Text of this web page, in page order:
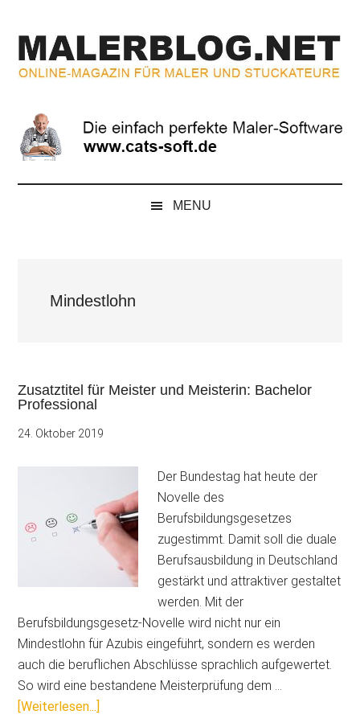
springen
secondary
menu
springen
springen
Magazin
für
Maler
und
MENU
Mindestlohn
Zusatztitel für Meister und Meisterin: Bachelor
Professional
24. Oktober 2019
Der Bundestag hat heute der
Novelle des
Berufsbildungsgesetzes
zugestimmt. Damit soll die duale
Berufsausbildung in Deutschland
gestärkt und attraktiver gestaltet
werden. Mit der
Berufsbildungsgesetz-Novelle wird nicht nur ein
Mindestlohn für Azubis eingeführt, sondern es werden
auch die beruflichen Abschlüsse sprachlich aufgewertet.
So wird eine bestandene Meisterprüfung dem …
[Weiterlesen...]